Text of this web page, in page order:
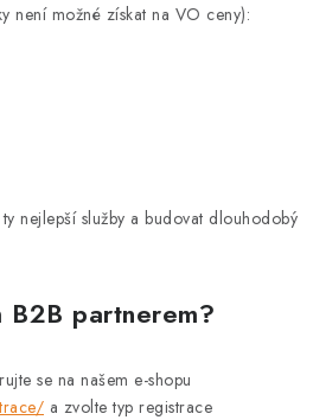
a platba
údajů
není možné získat na VO ceny):
nejlepší služby a budovat dlouhodobý
B2B partnerem?
se na našem e-shopu
a zvolte typ registrace